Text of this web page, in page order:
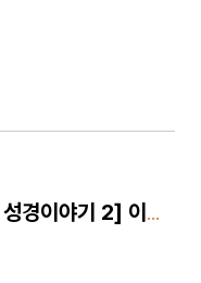
[김중기의 성경이야기 2] 이대로 주저앉을 수는 없다 : 나 같은 사람도 변할 수 있는가